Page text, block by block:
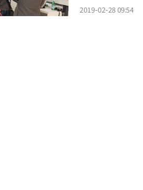
2019-02-28 09:54